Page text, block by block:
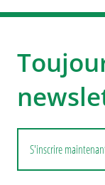
S'inscrire